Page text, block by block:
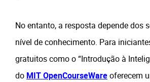
No entanto, a resposta depende dos
nível de conhecimento. Para
gratuitos como o “Introdução à
do MIT OpenCourseWareoferecem